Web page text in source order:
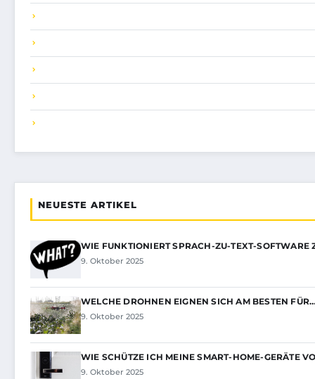
NEUESTE ARTIKEL
WIE FUNKTIONIERT SPRACH-ZU-TEXT-SOFTWARE
9. Oktober 2025
WELCHE DROHNEN EIGNEN SICH AM BESTEN
9. Oktober 2025
WIE SCHÜTZE ICH MEINE SMART-HOME-GERÄTE
9. Oktober 2025